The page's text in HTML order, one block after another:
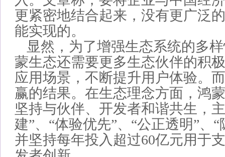
更紧密地结合起来，没有更广泛
能实现的。
显然，为了增强生态系统的多
蒙生态还需要更多生态伙伴的积
应用场景，不断提升用户体验。
赢的结果。在生态理念方面，鸿
坚持与伙伴、开发者和谐共生，
建”、“体验优先”、“公正透明”、
并坚持每年投入超过60亿元用于